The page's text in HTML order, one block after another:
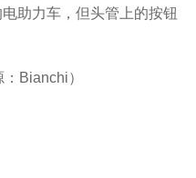
助力车，但头管上的按钮
Bianchi）